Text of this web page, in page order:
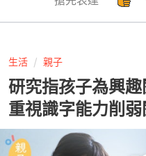
生活 親子
研究指孩子為興
重視識字能力削